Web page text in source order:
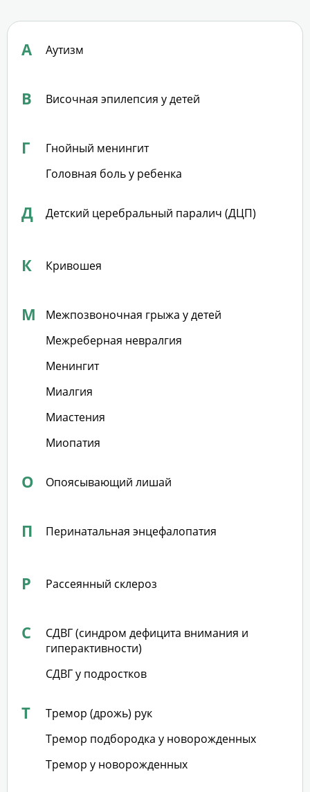
А Аутизм
В Височная эпилепсия у детей
Г
Гнойный менингит
Головная боль у ребенка
Д Детский церебральный паралич (ДЦП)
К Кривошея
М
Межпозвоночная грыжа у детей
Межреберная невралгия
Менингит
Миалгия
Миастения
Миопатия
О Опоясывающий лишай
П Перинатальная энцефалопатия
Р Рассеянный склероз
С
СДВГ (синдром дефицита внимания и
гиперактивности)
СДВГ у подростков
Т
Тремор (дрожь) рук
Тремор подбородка у новорожденных
Тремор у новорожденных